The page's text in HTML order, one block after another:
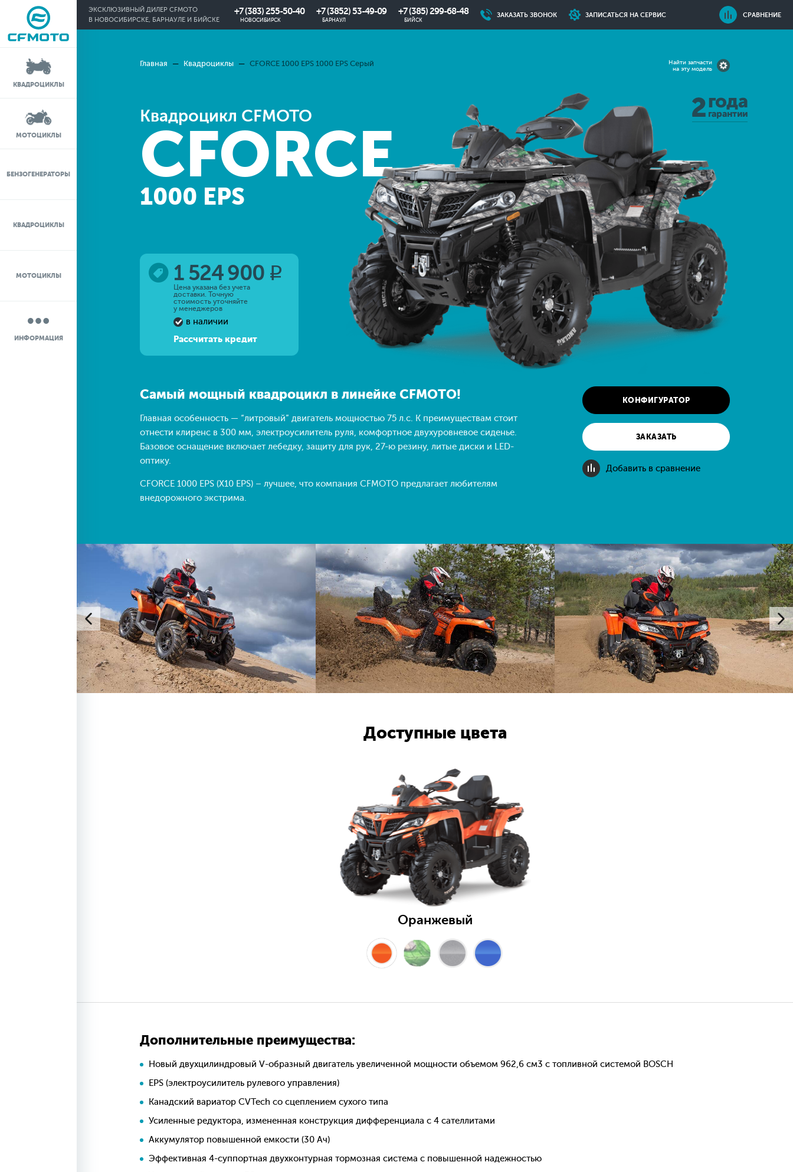
ЭКСКЛЮЗИВНЫЙ ДИЛЕР CFMOTO
В НОВОСИБИРСКЕ, БАРНАУЛЕ И БИЙСКЕ
+7 (383) 255-50-40
НОВОСИБИРСК
+7 (3852) 53-49-09
БАРНАУЛ
+7 (385) 299-68-48
БИЙСК
ЗАКАЗАТЬ ЗВОНОК ЗАПИСАТЬСЯ НА СЕРВИС СРАВНЕНИЕ
КВАДРОЦИКЛЫ
МОТОЦИКЛЫ
БЕНЗОГЕНЕРАТОРЫ
КВАДРОЦИКЛЫ
МОТОЦИКЛЫ
ИНФОРМАЦИЯ
0%
IN
Главная Квадроциклы СFORCE 1000 EPS 1000 EPS Серый
Квадроцикл CFMOTO
CFORCE
1000 EPS
Найти запчасти
на эту модель
1 524 900 q
Цена указана без учета
доставки. Точную
стоимость уточняйте
у менеджеров
в наличии
Рассчитать кредит
КОНФИГУРАТОР
ЗАКАЗАТЬ
Добавить в сравнение
Самый мощный квадроцикл в линейке CFMOTO!
Главная особенность — “литровый” двигатель мощностью 75 л.с. К преимуществам стоит
отнести клиренс в 300 мм, электроусилитель руля, комфортное двухуровневое сиденье.
Базовое оснащение включает лебедку, защиту для рук, 27-ю резину, литые диски и LED-
оптику.
CFORCE 1000 EPS (X10 EPS) – лучшее, что компания CFMOTO предлагает любителям
внедорожного экстрима.
Доступные цвета
Оранжевый
Дополнительные преимущества:
Новый двухцилиндровый V-образный двигатель увеличенной мощности объемом 962,6 см3 с топливной системой BOSCH
EPS (электроусилитель рулевого управления)
Канадский вариатор CVTech со сцеплением сухого типа
Усиленные редуктора, измененная конструкция дифференциала с 4 сателлитами
Аккумулятор повышенной емкости (30 Ач)
Эффективная 4-суппортная двухконтурная тормозная система с повышенной надежностью